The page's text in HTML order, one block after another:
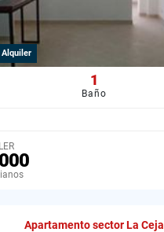
Alquiler
1
Baño
Apartamento sector La Ceja